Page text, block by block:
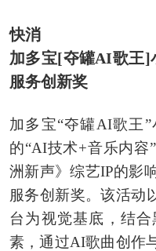
快消
加多宝[夺罐AI歌王]
服务创新奖
加多宝“夺罐AI歌王
的“AI技术+音乐内容
洲新声》综艺IP的影
服务创新奖。该活动
台为视觉基底，结
素，通过AI歌曲创作